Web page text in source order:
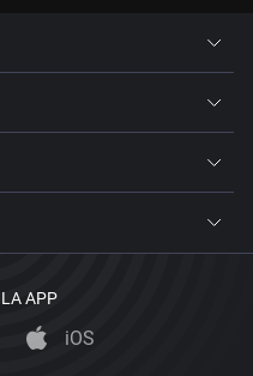
APP
iOS